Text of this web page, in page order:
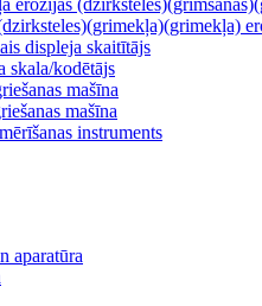
erozijas
displeja skaitītājs
skala/kodētājs
mašīna
mašīna
instruments
aparatūra